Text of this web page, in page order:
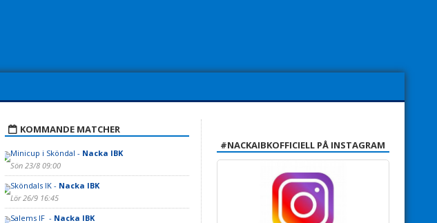
KOMMANDE MATCHER
Minicup i Sköndal - Nacka IBK
Sön 23/8 09:00
Sköndals IK - Nacka IBK
Lör 26/9 16:45
Salems IF - Nacka IBK
#NACKAIBKOFFICIELL PÅ INSTAGRAM